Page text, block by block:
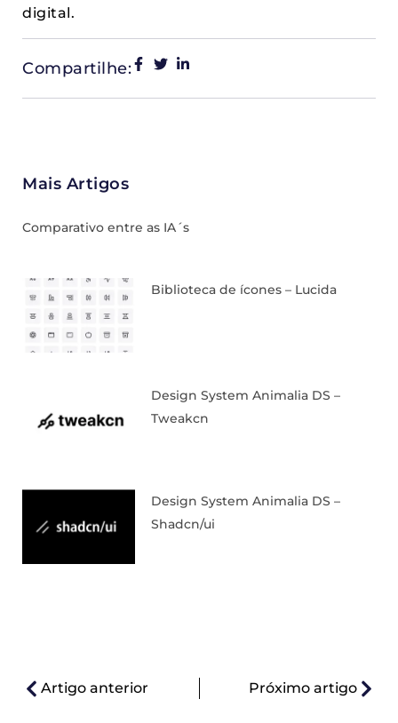
digital.
Compartilhe:
Mais Artigos
Comparativo entre as IA´s
Biblioteca de ícones – Lucida
Design System Animalia DS –
Tweakcn
Design System Animalia DS –
Shadcn/ui
Artigo anterior Próximo artigo